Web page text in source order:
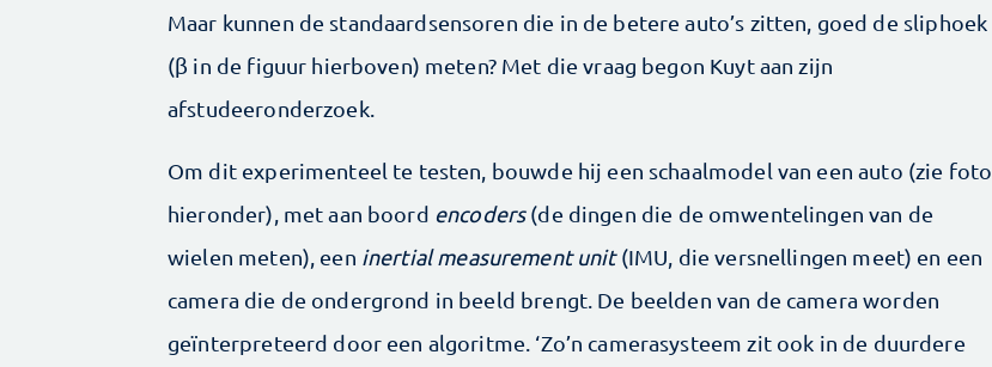
Maar kunnen de standaardsensoren die in de betere auto’s zitten, goed de sliphoek
(β in de figuur hierboven) meten? Met die vraag begon Kuyt aan zijn
afstudeeronderzoek.
Om dit experimenteel te testen, bouwde hij een schaalmodel van een auto (zie foto
hieronder), met aan boord encoders(de dingen die de omwentelingen van de
wielen meten), een inertial measurement unit(IMU, die versnellingen meet) en een
camera die de ondergrond in beeld brengt. De beelden van de camera worden
geïnterpreteerd door een algoritme. ‘Zo’n camerasysteem zit ook in de duurdere